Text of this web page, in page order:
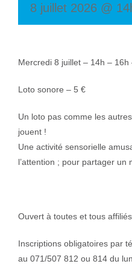
8 juillet 2026 @
Mercredi 8 juillet – 14h – 16h
Loto sonore – 5 €
Un loto pas comme les
jouent !
Une activité sensorielle
l’attention ; pour partager un
Ouvert à toutes et tous
Inscriptions obligatoires par
au 071/507 812 ou 814 du